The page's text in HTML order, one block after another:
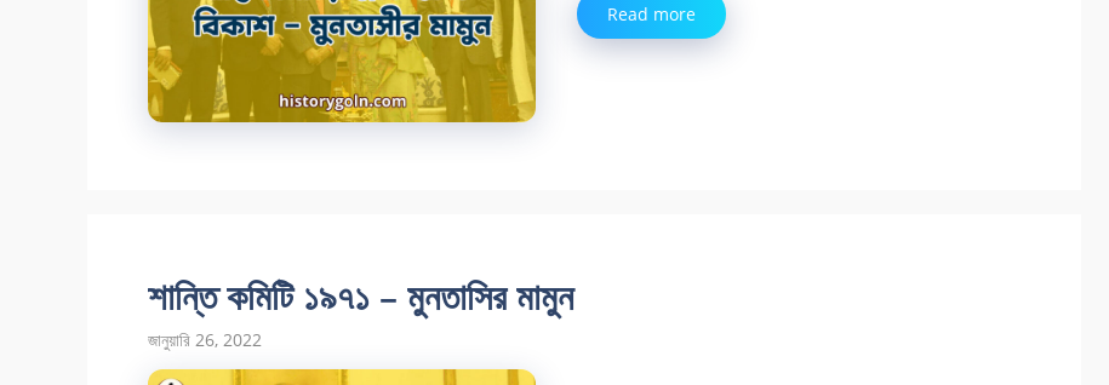
Read more
শান্তি কমিটি ১৯৭১ – মুনতাসির মামুন
জানুয়ারি 26, 2022